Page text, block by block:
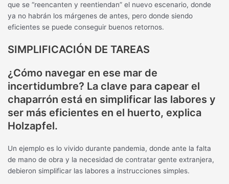
que se “reencanten y reentiendan” el nuevo escenario, donde
ya no habrán los márgenes de antes, pero donde siendo
eficientes se puede conseguir buenos retornos.
SIMPLIFICACIÓN DE TAREAS
¿Cómo navegar en ese mar de
incertidumbre? La clave para capear el
chaparrón está en simplificar las labores y
ser más eficientes en el huerto, explica
Holzapfel.
Un ejemplo es lo vivido durante pandemia, donde ante la falta
de mano de obra y la necesidad de contratar gente extranjera,
debieron simplificar las labores a instrucciones simples.